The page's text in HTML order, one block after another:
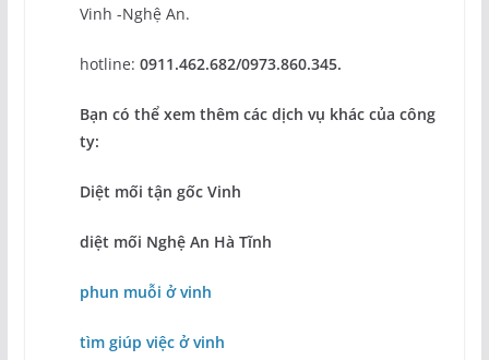
Vinh -Nghệ An.
hotline: 0911.462.682/0973.860.345.
Bạn có thể xem thêm các dịch vụ khác của công
ty:
Diệt mối tận gốc Vinh
diệt mối Nghệ An Hà Tĩnh
phun muỗi ở vinh
tìm giúp việc ở vinh